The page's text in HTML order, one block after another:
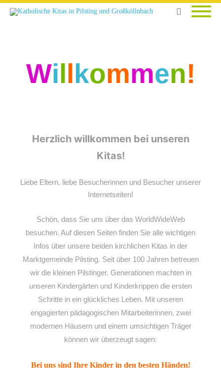
Willkommen!
Herzlich willkommen bei unseren
Kitas!
Liebe Eltern, liebe Besucherinnen und Besucher unserer
Internetseiten!
Schön, dass Sie uns über das WorldWideWeb
besuchen. Auf diesen Seiten finden Sie alle wichtigen
Infos über unsere beiden kirchlichen Kitas in der
Marktgemeinde Pilsting. Seit über 100 Jahren betreuen
wir die kleinen Pilstinger. Generationen machten in
unseren Kindergärten und Kinderkrippen die ersten
Schritte in ein glückliches Leben. Mit unseren
engagierten pädagogischen Mitarbeiterinnen, zwei
modernen Häusern und einem umsichtigen Träger
können wir überzeugt sagen:
Bei uns sind Ihre Kinder in den besten Händen!